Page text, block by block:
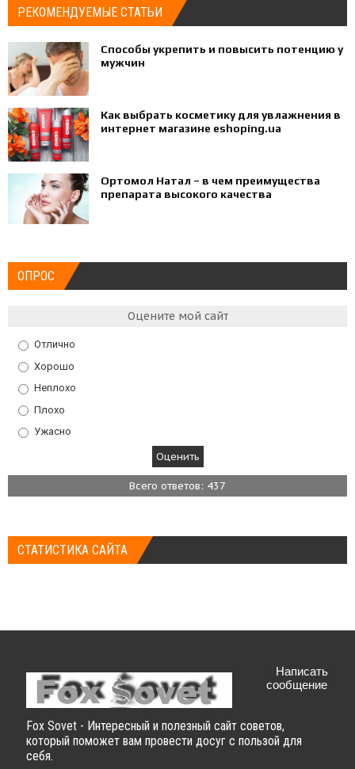
РЕКОМЕНДУЕМЫЕ СТАТЬИ
Способы укрепить и повысить потенцию у
мужчин
Как выбрать косметику для увлажнения в
интернет магазине eshoping.ua
Ортомол Натал – в чем преимущества
препарата высокого качества
ОПРОС
Оцените мой сайт
Отлично
Хорошо
Неплохо
Плохо
Ужасно
Всего ответов: 437
СТАТИСТИКА САЙТА
Fox Sovet - Интересный и полезный сайт советов,
который поможет вам провести досуг с пользой для
себя.
Написать
сообщение